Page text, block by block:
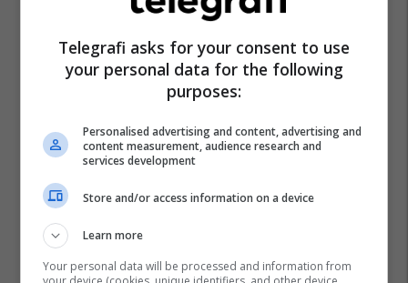
Numërimi I Votave
Telegrafi asks for your consent to use
your personal data for the following
purposes:
Personalised advertising and content, advertising and
content measurement, audience research and
services development
Store and/or access information on a device
Learn more
Your personal data will be processed and information from